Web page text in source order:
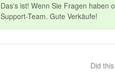
Das's ist! Wenn Sie Fragen haben
Support-Team. Gute Verkäufe!
Did